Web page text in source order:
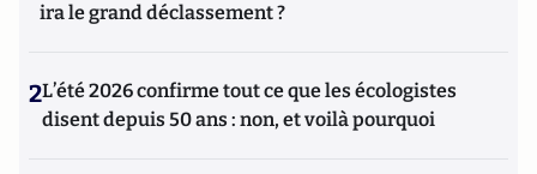
ira le grand déclassement ?
2L’été 2026 confirme tout ce que les écologistes
disent depuis 50 ans : non, et voilà pourquoi